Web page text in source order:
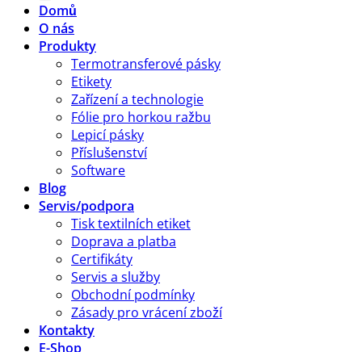
Domů
O nás
Produkty
Termotransferové pásky
Etikety
Zařízení a technologie
Fólie pro horkou ražbu
Lepicí pásky
Příslušenství
Software
Blog
Servis/podpora
Tisk textilních etiket
Doprava a platba
Certifikáty
Servis a služby
Obchodní podmínky
Zásady pro vrácení zboží
Kontakty
E-Shop